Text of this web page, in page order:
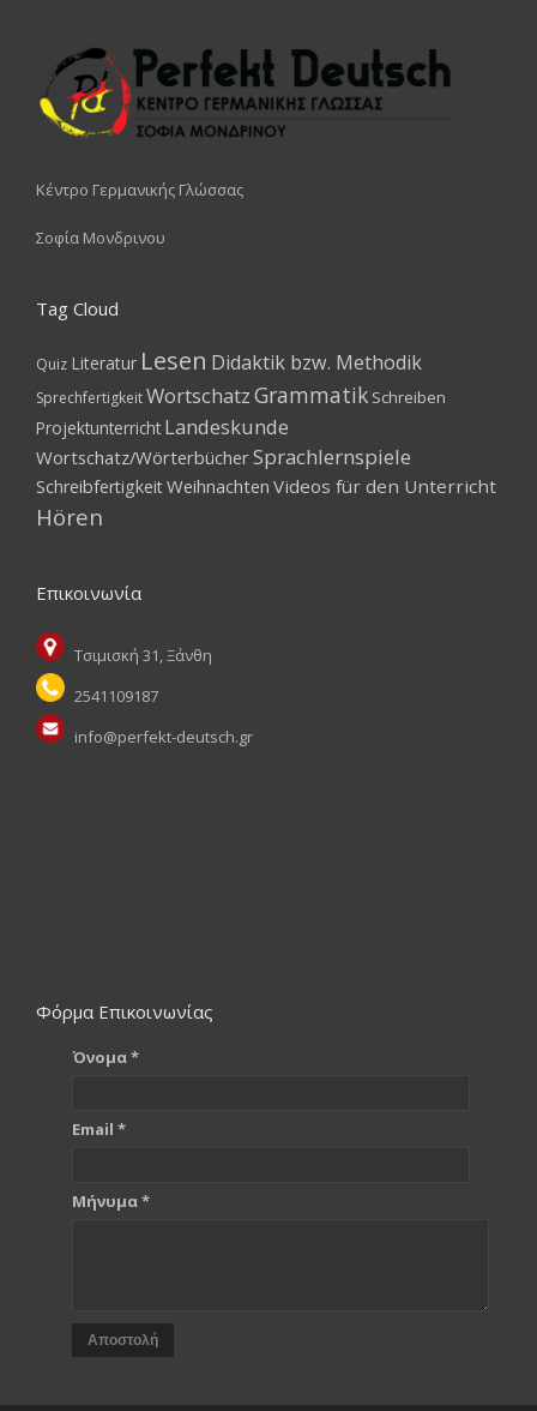
Κέντρο Γερμανικής Γλώσσας
Σοφία Μονδρινου
Tag Cloud
Quiz Literatur Lesen Didaktik bzw. Methodik
SprechfertigkeitWortschatzGrammatik Schreiben
Projektunterricht Landeskunde
Wortschatz/WörterbücherSprachlernspiele
SchreibfertigkeitWeihnachten Videos für den Unterricht
Hören
Επικοινωνία
Τσιμισκή 31, Ξάνθη
2541109187
info@perfekt-deutsch.gr
Φόρμα Επικοινωνίας
Όνομα *
Email *
Μήνυμα *
Αποστολή